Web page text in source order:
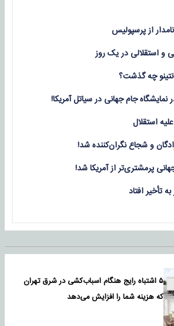
از پرسپولیس
چه گذشت؟
جام جهانی در سیاتل آمریکا!
استقلال
و شجاع نگران‌کننده شد!
پرمشتری‌تر از آمریکا شد!
تأخیر افتاد
۵ اشتباه رایج هنگام اسباب‌کشی در شرق تهران
که هزینه شما را افزایش می‌دهد